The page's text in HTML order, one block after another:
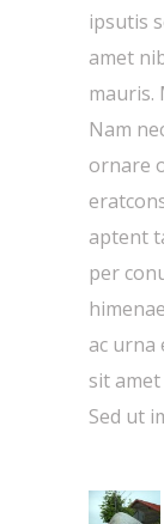
ipsutis
amet
mauris.
Nam
ornare
aptent
per
ac urna
sit
Sed ut